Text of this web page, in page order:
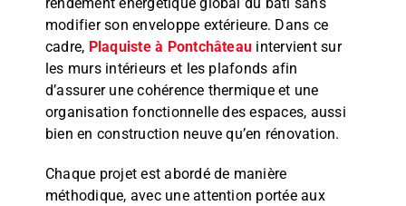
rendement énergétique global du bâti sans
modifier son enveloppe extérieure. Dans ce
cadre, Plaquiste à Pontchâteau intervient sur
les murs intérieurs et les plafonds afin
d’assurer une cohérence thermique et une
organisation fonctionnelle des espaces, aussi
bien en construction neuve qu’en rénovation.
Chaque projet est abordé de manière
méthodique, avec une attention portée aux